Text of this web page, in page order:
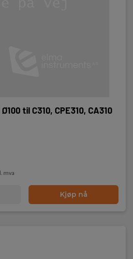
til C310, CPE310, CA310
mva
Kjøp nå